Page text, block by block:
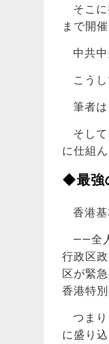
そこ
まで開
中共
こう
筆者
そし
に仕組
◆最強
香港
――全
行政区
区が緊
香港特
つま
に盛り